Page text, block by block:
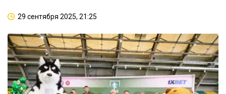
29 сентября 2025, 21:25